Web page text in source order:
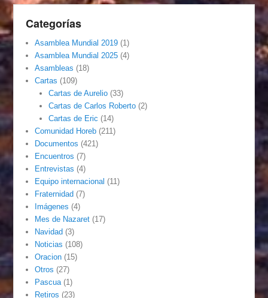
Categorías
Asamblea Mundial 2019 (1)
Asamblea Mundial 2025 (4)
Asambleas (18)
Cartas (109)
Cartas de Aurelio(33)
Cartas de Carlos Roberto(2)
Cartas de Eric (14)
Comunidad Horeb (211)
Documentos (421)
Encuentros (7)
Entrevistas (4)
Equipo internacional (11)
Fraternidad (7)
Imágenes (4)
Mes de Nazaret (17)
Navidad (3)
Noticias (108)
Oracion (15)
Otros (27)
Pascua (1)
Retiros (23)